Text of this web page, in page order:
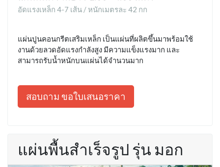
อัดแรงเหล็ก 4-7 เส้น / หนักเมตรละ 42 กก
แผ่นปูนคอนกรีตเสริมเหล็ก เป็นแผ่นที่ผลิตขึ้นมาพร้อมใช้
งานด้วยลวดอัดแรงกำลังสูง มีความแข็งแรงมาก และ
สามารถรับน้ำหนักบนแผ่นได้จำนวนมาก
สอบถาม ขอใบเสนอราคา
แผ่นพื้นสำเร็จรูป รุ่น มอก